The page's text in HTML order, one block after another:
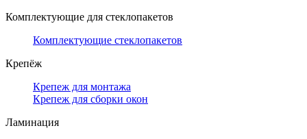
Комплектующие для стеклопакетов
Комплектующие стеклопакетов
Крепёж
Крепеж для монтажа
Крепеж для сборки окон
Ламинация